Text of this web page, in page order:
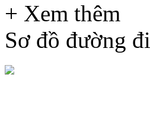
+ Xem thêm
Sơ đồ đường đi